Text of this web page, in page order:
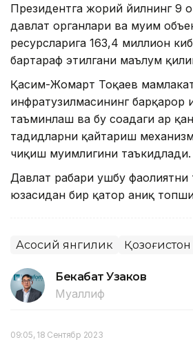
Президентга жорий йилнинг 9
давлат органлари ва муҳим
ресурсларига 163,4 миллион
бартараф этилгани маълум
Қасим-Жомарт Тоқаев
инфратузилмасининг
таъминлаш ва бу соҳадаги ҳар
таҳдидларни қайтариш
чиқиш муҳимлигини таъкидлади.
Давлат раҳбари ушбу
юзасидан бир қатор аниқ
Асосий янгилик
Бекабат Узаков
Муаллиф
09:05, 18 Сентябр 2023